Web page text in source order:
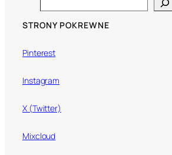
STRONY POKREWNE
Pinterest
Instagram
X (Twitter)
Mixcloud